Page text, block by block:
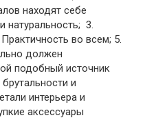
находят себе
натуральность; 3.
во всем; 5.
должен
подобный источник
и
интерьера и
аксессуары